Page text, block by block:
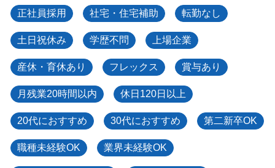
正社員採用 社宅・住宅補助 転勤なし
土日祝休み 学歴不問 上場企業
産休・育休あり フレックス 賞与あり
月残業20時間以内 休日120日以上
20代におすすめ 30代におすすめ 第二新卒OK
職種未経験OK 業界未経験OK